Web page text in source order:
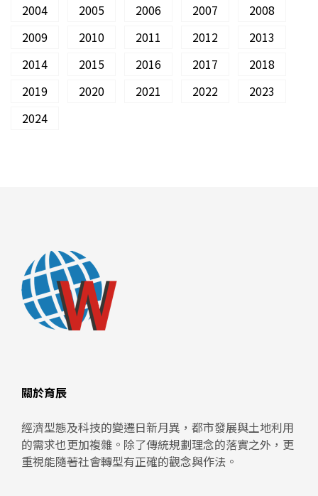
2004
2005 2006 2007
2008
2009
2010 2011 2012
2013
2014
2015 2016 2017
2018
2019
2020 2021 2022
2023
2024
關於育辰
經濟型態及科技的變遷日新月異，都市發展與土地利用
的需求也更加複雜。除了傳統規劃理念的落實之外，更
重視能隨著社會轉型有正確的觀念與作法。